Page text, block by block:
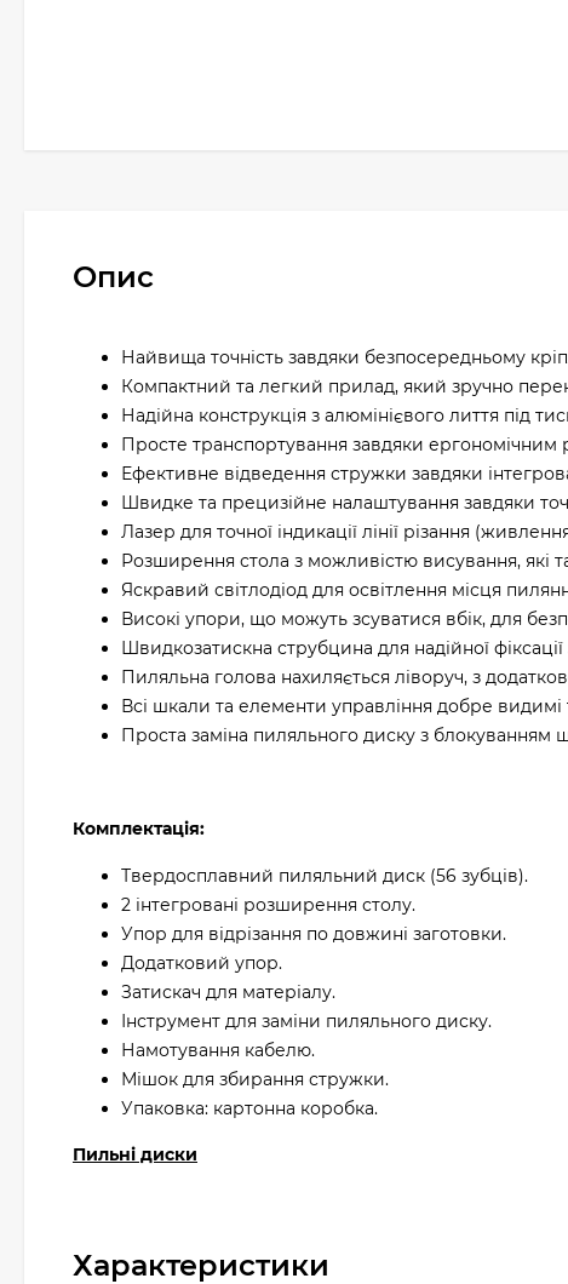
Опис
Найвища точність завдяки безпосередньому
Компактний та легкий прилад, який зручно
Надійна конструкція з алюмінієвого лиття під
Просте транспортування завдяки
Ефективне відведення стружки завдяки
Швидке та прецизійне налаштування завдяки
Лазер для точної індикації лінії різання
Розширення стола з можливістю висування, які
Яскравий світлодіод для освітлення місця
Високі упори, що можуть зсуватися вбік, для
Швидкозатискна струбцина для надійної
Пиляльна голова нахиляється ліворуч, з
Всі шкали та елементи управління добре видимі
Проста заміна пиляльного диску з
Комплектація:
Твердосплавний пиляльний диск (56 зубців).
2 інтегровані розширення столу.
Упор для відрізання по довжині заготовки.
Додатковий упор.
Затискач для матеріалу.
Інструмент для заміни пиляльного диску.
Намотування кабелю.
Мішок для збирання стружки.
Упаковка: картонна коробка.
Пильні диски
Характеристики